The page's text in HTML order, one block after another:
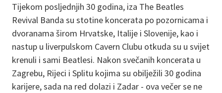
Tijekom posljednjih 30 godina, iza The Beatles
Revival Banda su stotine koncerata po pozornicama i
dvoranama širom Hrvatske, Italije i Slovenije, kao i
nastup u liverpulskom Cavern Clubu otkuda su u svijet
krenuli i sami Beatlesi. Nakon svečanih koncerata u
Zagrebu, Rijeci i Splitu kojima su obilježili 30 godina
karijere, sada na red dolazi i Zadar - ova večer se ne